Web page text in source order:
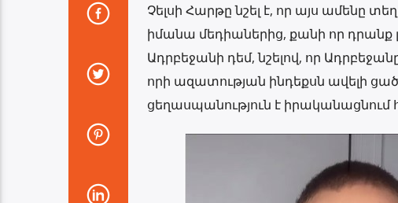
Չելսի Հարթը նշել է, որ այս ամենը
իմանա մեդիաներից, քանի որ դրանք
Ադրբեջանի դեմ, նշելով, որ
որի ազատության ինդեքսն ավելի
ցեղասպանություն է իրականացնում